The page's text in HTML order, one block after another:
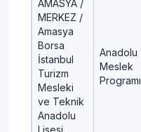
AMASYA /
MERKEZ /
Amasya
Borsa
İstanbul
Turizm
Mesleki
ve Teknik
Anadolu
Anadolu
Meslek
Programı